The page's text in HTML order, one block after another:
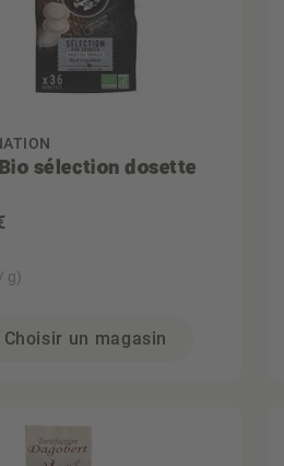
sélection dosette
g)
Choisir un magasin